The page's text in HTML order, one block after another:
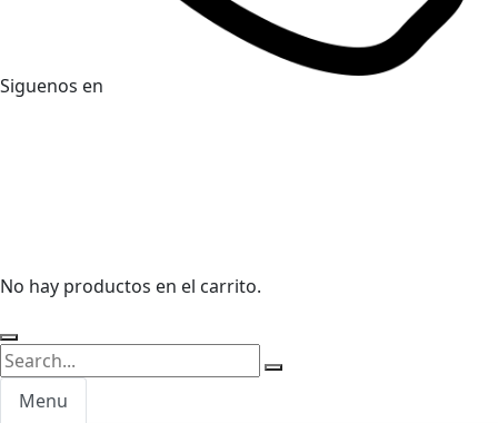
Siguenos en
No hay productos en el carrito.
Menu